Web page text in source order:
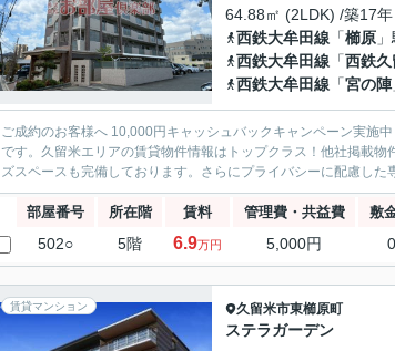
64.88㎡ (2LDK) /築17
西鉄大牟田線 「櫛原
西鉄大牟田線 「西鉄久
西鉄大牟田線 「宮の陣
ご成約のお客様へ 10,000円キャッシュバックキャンペーン実施
です。久留米エリアの賃貸物件情報はトップクラス！他社掲載
ズスペースも完備しております。さらにプライバシーに配慮し
部屋番号 所在階 賃料 管理費・共益費 敷
502○ 5階 6.9万円 5,000円
賃貸マンション 久留米市東櫛原町
ステラガーデン